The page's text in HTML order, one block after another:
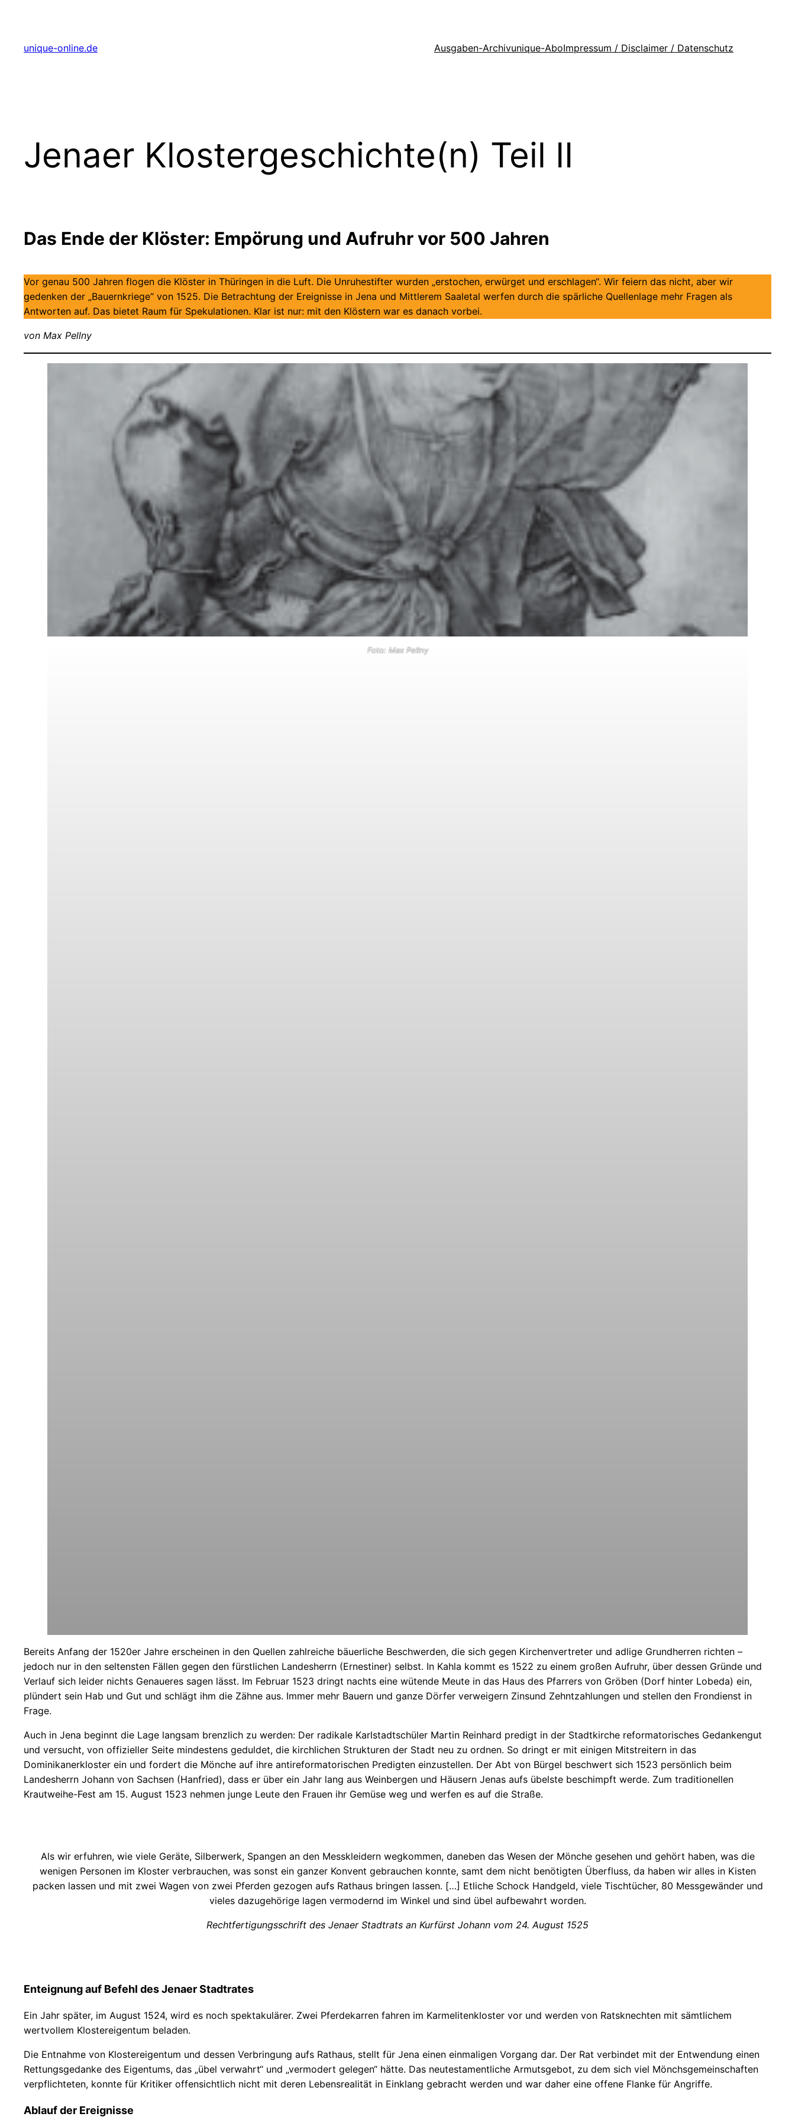
unique-online.de Ausgaben-Archivunique-AboImpressum / Disclaimer / Datenschutz
Jenaer Klostergeschichte(n) Teil II
Das Ende der Klöster: Empörung und Aufruhr vor 500 Jahren
Vor genau 500 Jahren flogen die Klöster in Thüringen in die Luft. Die Unruhestifter wurden „erstochen, erwürget und erschlagen“. Wir feiern das nicht, aber wir
gedenken der „Bauernkriege“ von 1525. Die Betrachtung der Ereignisse in Jena und Mittlerem Saaletal werfen durch die spärliche Quellenlage mehr Fragen als
Antworten auf. Das bietet Raum für Spekulationen. Klar ist nur: mit den Klöstern war es danach vorbei.
von Max Pellny
Foto: Max Pellny
Bereits Anfang der 1520er Jahre erscheinen in den Quellen zahlreiche bäuerliche Beschwerden, die sich gegen Kirchenvertreter und adlige Grundherren richten –
jedoch nur in den seltensten Fällen gegen den fürstlichen Landesherrn (Ernestiner) selbst. In Kahla kommt es 1522 zu einem großen Aufruhr, über dessen Gründe und
Verlauf sich leider nichts Genaueres sagen lässt. Im Februar 1523 dringt nachts eine wütende Meute in das Haus des Pfarrers von Gröben (Dorf hinter Lobeda) ein,
plündert sein Hab und Gut und schlägt ihm die Zähne aus. Immer mehr Bauern und ganze Dörfer verweigern Zinsund Zehntzahlungen und stellen den Frondienst in
Frage.
Auch in Jena beginnt die Lage langsam brenzlich zu werden: Der radikale Karlstadtschüler Martin Reinhard predigt in der Stadtkirche reformatorisches Gedankengut
und versucht, von offizieller Seite mindestens geduldet, die kirchlichen Strukturen der Stadt neu zu ordnen. So dringt er mit einigen Mitstreitern in das
Dominikanerkloster ein und fordert die Mönche auf ihre antireformatorischen Predigten einzustellen. Der Abt von Bürgel beschwert sich 1523 persönlich beim
Landesherrn Johann von Sachsen (Hanfried), dass er über ein Jahr lang aus Weinbergen und Häusern Jenas aufs übelste beschimpft werde. Zum traditionellen
Krautweihe-Fest am 15. August 1523 nehmen junge Leute den Frauen ihr Gemüse weg und werfen es auf die Straße.
Als wir erfuhren, wie viele Geräte, Silberwerk, Spangen an den Messkleidern wegkommen, daneben das Wesen der Mönche gesehen und gehört haben, was die
wenigen Personen im Kloster verbrauchen, was sonst ein ganzer Konvent gebrauchen konnte, samt dem nicht benötigten Überfluss, da haben wir alles in Kisten
packen lassen und mit zwei Wagen von zwei Pferden gezogen aufs Rathaus bringen lassen. […] Etliche Schock Handgeld, viele Tischtücher, 80 Messgewänder und
vieles dazugehörige lagen vermodernd im Winkel und sind übel aufbewahrt worden.
Rechtfertigungsschrift des Jenaer Stadtrats an Kurfürst Johann vom 24. August 1525
Enteignung auf Befehl des Jenaer Stadtrates
Ein Jahr später, im August 1524, wird es noch spektakulärer. Zwei Pferdekarren fahren im Karmelitenkloster vor und werden von Ratsknechten mit sämtlichem
wertvollem Klostereigentum beladen.
Die Entnahme von Klostereigentum und dessen Verbringung aufs Rathaus, stellt für Jena einen einmaligen Vorgang dar. Der Rat verbindet mit der Entwendung einen
Rettungsgedanke des Eigentums, das „übel verwahrt“ und „vermodert gelegen“ hätte. Das neutestamentliche Armutsgebot, zu dem sich viel Mönchsgemeinschaften
verpflichteten, konnte für Kritiker offensichtlich nicht mit deren Lebensrealität in Einklang gebracht werden und war daher eine offene Flanke für Angriffe.
Ablauf der Ereignisse